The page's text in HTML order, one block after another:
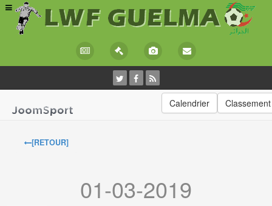
Calendrier Classement
[RETOUR]
01-03-2019